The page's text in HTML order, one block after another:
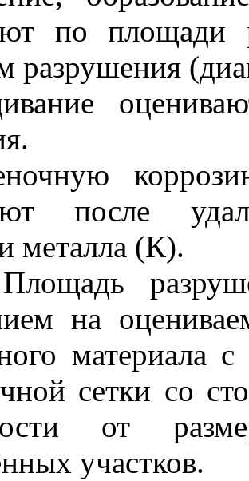
по площади
разрушения
после
металла (К).
на
материала
сетки со
от
участков.